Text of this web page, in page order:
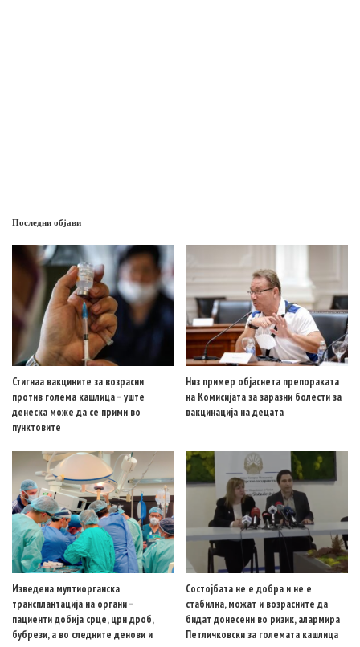
Последни објави
Стигнаа вакцините за возрасни
против голема кашлица – уште
денеска може да се прими во
пунктовите
Низ пример објаснета препораката
на Комисијата за заразни болести за
вакцинација на децата
Изведена мултиорганска
трансплантација на органи –
пациенти добија срце, црн дроб,
бубрези, а во следните денови и
Состојбата не е добра и не е
стабилна, можат и возрасните да
бидат донесени во ризик, алармира
Петличковски за големата кашлица